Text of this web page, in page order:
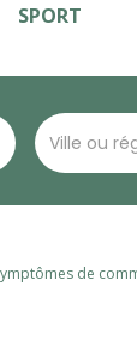
SPORT
de